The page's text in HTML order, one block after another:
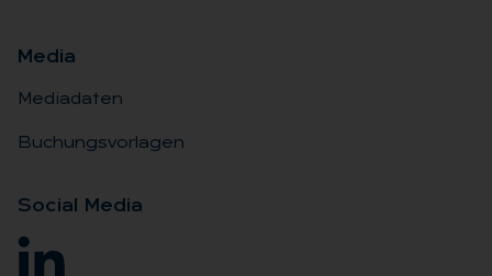
Me­dia
Mediadaten
Buchungsvorlagen
So­ci­al Me­dia